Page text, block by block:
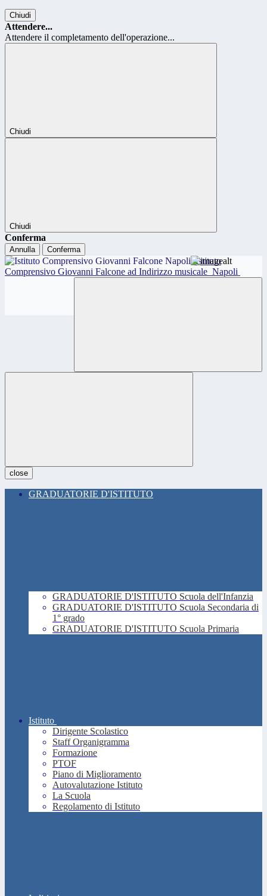
Chiudi
Attendere...
Attendere il completamento dell'operazione...
Chiudi
Chiudi
Conferma
Annulla Conferma
Istituto
Comprensivo Giovanni Falcone ad Indirizzo musicale Napoli
close
GRADUATORIE D'ISTITUTO
GRADUATORIE D'ISTITUTO Scuola dell'Infanzia
GRADUATORIE D'ISTITUTO Scuola Secondaria di
1° grado
GRADUATORIE D'ISTITUTO Scuola Primaria
Istituto
Dirigente Scolastico
Staff Organigramma
Formazione
PTOF
Piano di Miglioramento
Autovalutazione Istituto
La Scuola
Regolamento di Istituto